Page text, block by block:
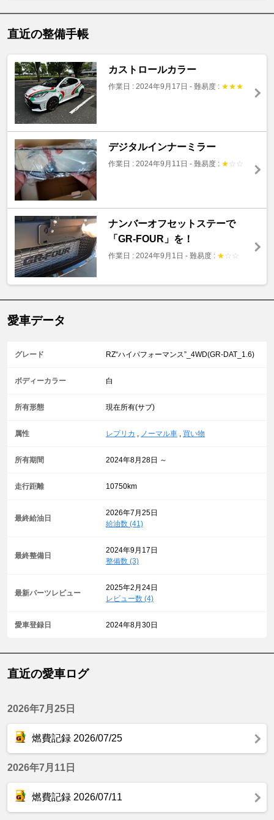
直近の整備手帳
カストロールカラー
作業日 : 2024年9月17日 - 難易度 : ★★★
デジタルインナーミラー
作業日 : 2024年9月11日 - 難易度 : ★ ☆ ☆
ナンバーオフセットステーで
「GR-FOUR」を！
作業日 : 2024年9月1日 - 難易度 : ★ ☆ ☆
愛車データ
グレード RZ“ハイパフォーマンス”_4WD(GR-DAT_1.6)
ボディーカラー 白
所有形態 現在所有(サブ)
属性 レプリカ , ノーマル車 , 買い物
所有期間 2024年8月28日 ～
走行距離 10750km
最終給油日
2026年7月25日
給油数 (41)
最終整備日
2024年9月17日
整備数 (3)
最新パーツレビュー
2025年2月24日
レビュー数 (4)
愛車登録日 2024年8月30日
直近の愛車ログ
2026年7月25日
燃費記録 2026/07/25
2026年7月11日
燃費記録 2026/07/11